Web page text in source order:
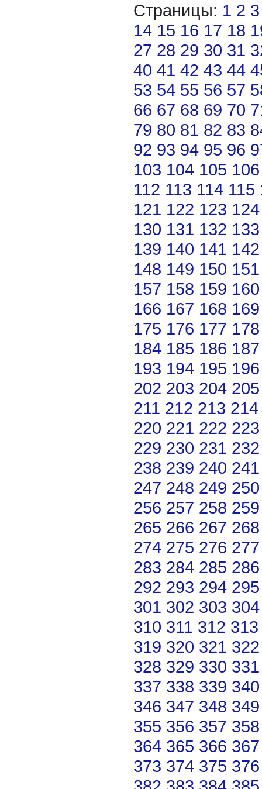
Страницы: 1 2 3
14 15 16 17 18
27 28 29 30 31
40 41 42 43 44
53 54 55 56 57
66 67 68 69 70
79 80 81 82 83
92 93 94 95 96
103 104 105 106
112 113 114 115
121 122 123 124
130 131 132 133
139 140 141 142
148 149 150 151
157 158 159 160
166 167 168 169
175 176 177 178
184 185 186 187
193 194 195 196
202 203 204 205
211 212 213 214
220 221 222 223
229 230 231 232
238 239 240 241
247 248 249 250
256 257 258 259
265 266 267 268
274 275 276 277
283 284 285 286
292 293 294 295
301 302 303 304
310 311 312 313
319 320 321 322
328 329 330 331
337 338 339 340
346 347 348 349
355 356 357 358
364 365 366 367
373 374 375 376